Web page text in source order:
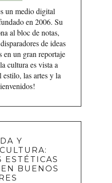
un medio digital
en 2006. Su
al bloc de notas,
de ideas
en un gran reportaje
cultura es vista a
estilo, las artes y la
Y
ESTÉTICAS
BUENOS